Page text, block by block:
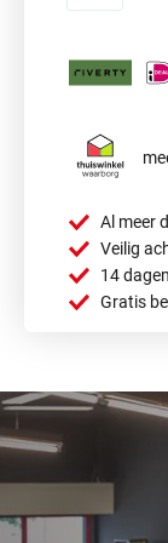
Al meer
Veilig
14
Gratis